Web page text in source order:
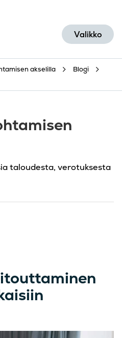
Valikko
akselilla
Blogi
taloudesta, verotuksesta